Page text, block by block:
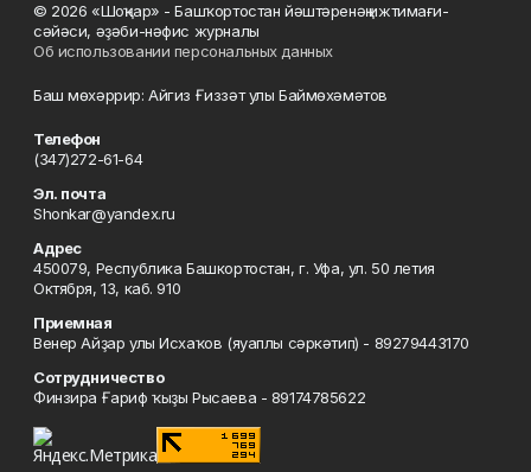
© 2026 «Шоңҡар» - Башҡортостан йәштәренәң ижтимағи-
сәйәси, әҙәби-нәфис журналы
Об использовании персональных данных
Баш мөхәррир: Айгиз Ғиззәт улы Баймөхәмәтов
Телефон
(347)272-61-64
Эл. почта
Shonkar@yandex.ru
Адрес
450079, Республика Башкортостан, г. Уфа, ул. 50 летия
Октября, 13, каб. 910
Приемная
Венер Айҙар улы Исхаҡов (яуаплы сәркәтип) - 89279443170
Сотрудничество
Финзира Ғариф ҡыҙы Рысаева - 89174785622